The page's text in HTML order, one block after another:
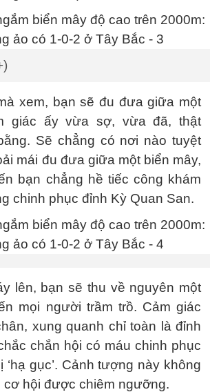
xem, bạn sẽ đu đưa giữa một
giác ấy vừa sợ, vừa đã, thật
Sẽ chẳng có nơi nào tuyệt
mái đu đưa giữa một biển mây,
bạn chẳng hề tiếc công khám
chinh phục đỉnh Kỳ Quan San.
lên, bạn sẽ thu về nguyên một
mọi người trầm trồ. Cảm giác
xung quanh chỉ toàn là đỉnh
chắn hội có máu chinh phục
‘hạ gục’. Cảnh tượng này không
cơ hội được chiêm ngưỡng.